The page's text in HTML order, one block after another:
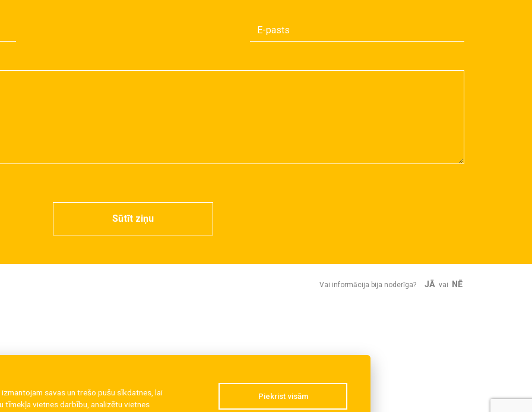
Sūtīt ziņu
Vai informācija bija noderīga? JĀ vai NĒ
savas un trešo pušu sīkdatnes, lai
tīmekļa vietnes darbību, analizētu vietnes
Piekrist visām